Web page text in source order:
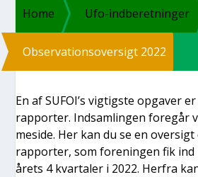
Home Ufo-ind­­be­ret­­nin­­ger
Obser­va­tions­over­sigt 2022
En af SUFOI’s vig­tig­ste opga­ver
rap­por­ter. Ind­sam­lin­gen fore­går
mesi­de. Her kan du se en
rap­por­ter, som for­e­nin­gen fik
årets 4 kvar­ta­ler i 2022. Her­fra